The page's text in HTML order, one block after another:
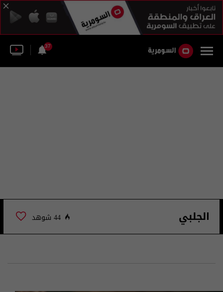
37
الجلبي 44 شوهد